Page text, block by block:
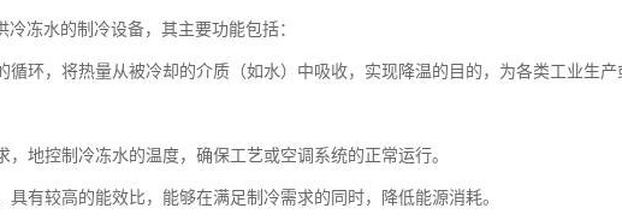
冻水的制冷设备，其主要功能包括：
循环，将热量从被冷却的介质（如水）中吸收，实现降温的目的，为各类工业生
，地控制冷冻水的温度，确保工艺或空调系统的正常运行。
具有较高的能效比，能够在满足制冷需求的同时，降低能源消耗。